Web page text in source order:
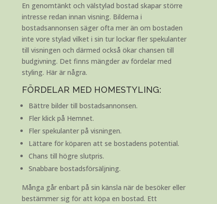
En genomtänkt och välstylad bostad skapar större
intresse redan innan visning. Bilderna i
bostadsannonsen säger ofta mer än om bostaden
inte vore stylad vilket i sin tur lockar fler spekulanter
till visningen och därmed också ökar chansen till
budgivning. Det finns mängder av fördelar med
styling. Här är några.
FÖRDELAR MED HOMESTYLING:
Bättre bilder till bostadsannonsen.
Fler klick på Hemnet.
Fler spekulanter på visningen.
Lättare för köparen att se bostadens potential.
Chans till högre slutpris.
Snabbare bostadsförsäljning.
Många går enbart på sin känsla när de besöker eller
bestämmer sig för att köpa en bostad. Ett